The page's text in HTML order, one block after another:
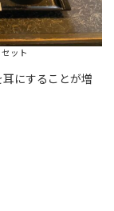
ット
にすることが増